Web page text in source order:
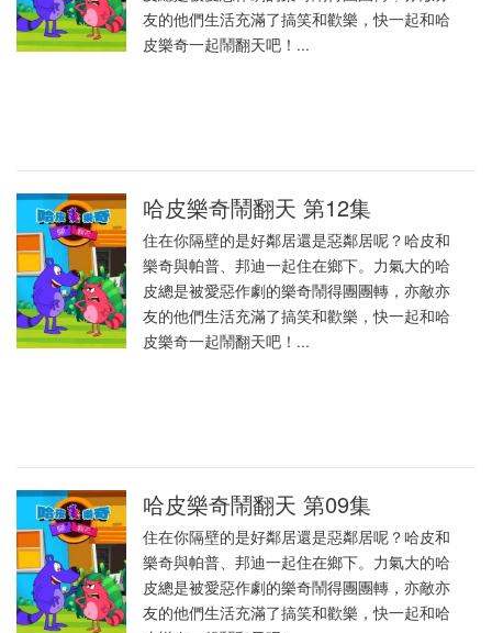
友的他們生活充滿了搞笑和歡樂，快一起和哈
皮樂奇一起鬧翻天吧！...
哈皮樂奇鬧翻天 第12集
住在你隔壁的是好鄰居還是惡鄰居呢？哈皮和
樂奇與帕普、邦迪一起住在鄉下。力氣大的哈
皮總是被愛惡作劇的樂奇鬧得團團轉，亦敵亦
友的他們生活充滿了搞笑和歡樂，快一起和哈
皮樂奇一起鬧翻天吧！...
哈皮樂奇鬧翻天 第09集
住在你隔壁的是好鄰居還是惡鄰居呢？哈皮和
樂奇與帕普、邦迪一起住在鄉下。力氣大的哈
皮總是被愛惡作劇的樂奇鬧得團團轉，亦敵亦
友的他們生活充滿了搞笑和歡樂，快一起和哈